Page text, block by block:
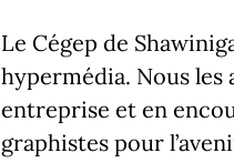
Le Cégep de
hypermédia. Nous les
entreprise et en
graphistes pour